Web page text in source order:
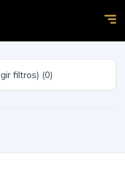
BÚSQUEDA (Elegir filtros) (0)